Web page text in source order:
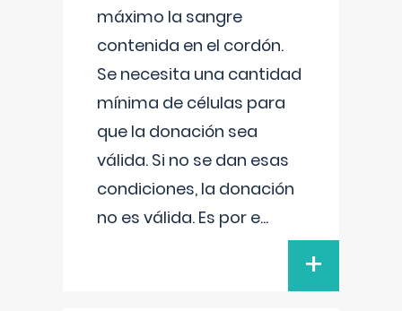
máximo la sangre
contenida en el cordón.
Se necesita una cantidad
mínima de células para
que la donación sea
válida. Si no se dan esas
condiciones, la donación
no es válida. Es por e...
+